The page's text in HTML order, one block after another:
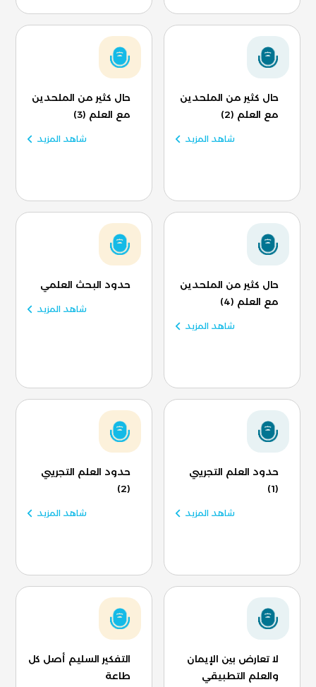
حال كثير من الملحدين
مع العلم (2)
شاهد المزيد
حال كثير من الملحدين
مع العلم (3)
شاهد المزيد
حال كثير من الملحدين
مع العلم (4)
شاهد المزيد
حدود البحث العلمي
شاهد المزيد
حدود العلم التجريبي
(1)
شاهد المزيد
حدود العلم التجريبي
(2)
شاهد المزيد
لا تعارض بين الإيمان
والعلم التطبيقي
التفكير السليم أصل كل
طاعة